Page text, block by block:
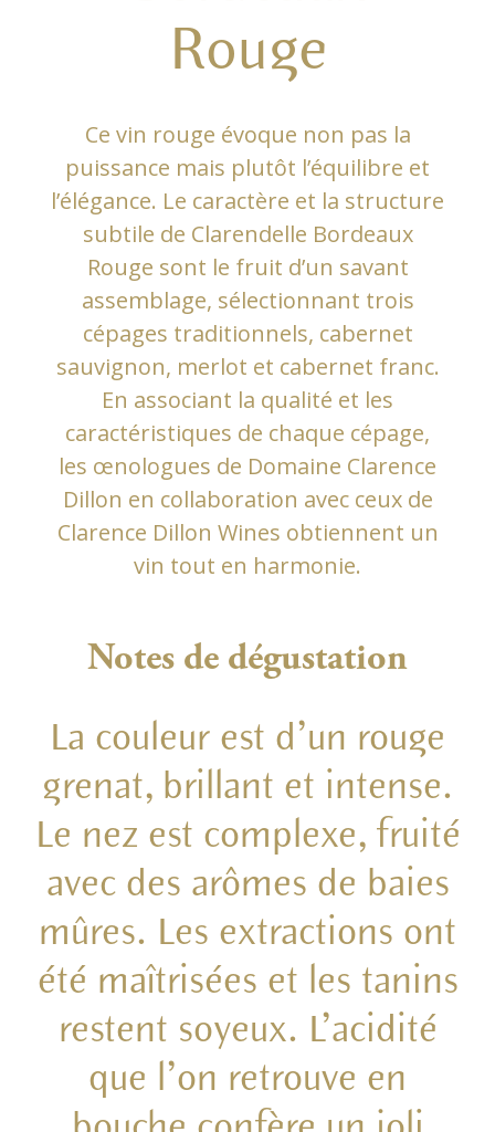
Rouge
Ce vin rouge évoque non pas la
puissance mais plutôt l’équilibre et
l’élégance. Le caractère et la structure
subtile de Clarendelle Bordeaux
Rouge sont le fruit d’un savant
assemblage, sélectionnant trois
cépages traditionnels, cabernet
sauvignon, merlot et cabernet franc.
En associant la qualité et les
caractéristiques de chaque cépage,
les œnologues de Domaine Clarence
Dillon en collaboration avec ceux de
Clarence Dillon Wines obtiennent un
vin tout en harmonie.
Notes de dégustation
La couleur est d’un rouge
grenat, brillant et intense.
Le nez est complexe, fruité
avec des arômes de baies
mûres. Les extractions ont
été maîtrisées et les tanins
restent soyeux. L’acidité
que l’on retrouve en